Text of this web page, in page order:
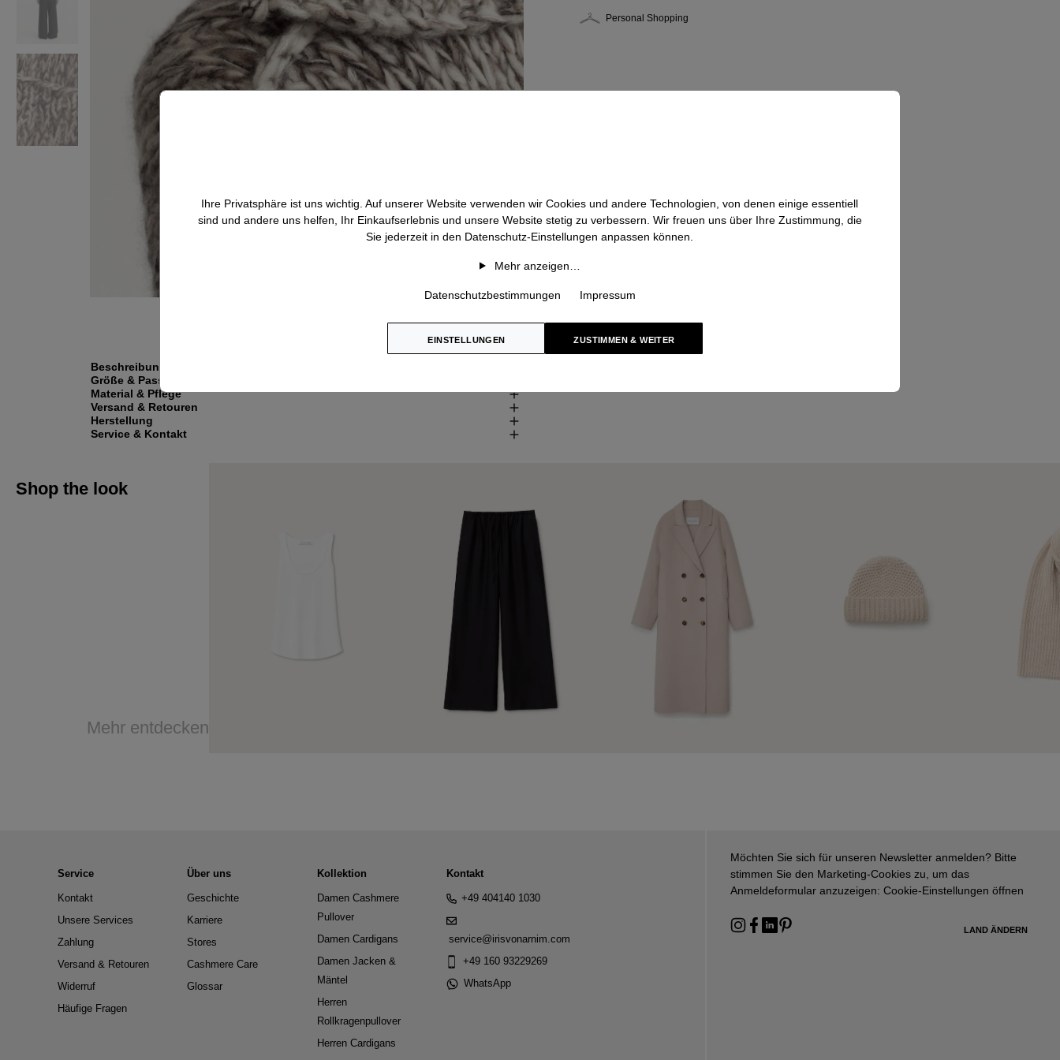
Personal Shopping
Beschreibung
Größe & Passform
Material & Pflege
Versand & Retouren
Herstellung
Service & Kontakt
Shop the look
Mehr entdecken
Service
Kontakt
Unsere Services
Zahlung
Versand & Retouren
Widerruf
Häufige Fragen
Über uns
Geschichte
Karriere
Stores
Cashmere Care
Glossar
Kollektion
Damen Cashmere
Pullover
Damen Cardigans
Damen Jacken &
Mäntel
Herren
Rollkragenpullover
Herren Cardigans
Kontakt
+49 404140 1030
service@irisvonarnim.com
+49 160 93229269
WhatsApp
Möchten Sie sich für unseren Newsletter anmelden? Bitte
stimmen Sie den Marketing-Cookies zu, um das
Anmeldeformular anzuzeigen: Cookie-Einstellungen öffnen
LAND ÄNDERN
Ihre Privatsphäre ist uns wichtig. Auf unserer Website verwenden wir Cookies und andere Technologien, von denen einige essentiell
sind und andere uns helfen, Ihr Einkaufserlebnis und unsere Website stetig zu verbessern. Wir freuen uns über Ihre Zustimmung, die
Sie jederzeit in den Datenschutz-Einstellungen anpassen können.
Mehr anzeigen…
Datenschutzbestimmungen Impressum
EINSTELLUNGEN ZUSTIMMEN & WEITER